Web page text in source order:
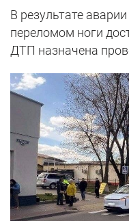
В результате
переломом ноги
ДТП назначена